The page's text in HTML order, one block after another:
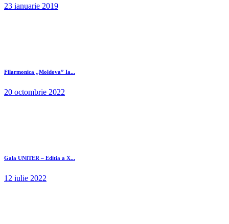
23 ianuarie 2019
Filarmonica „Moldova” Ia...
20 octombrie 2022
Gala UNITER – Editia a X...
12 iulie 2022